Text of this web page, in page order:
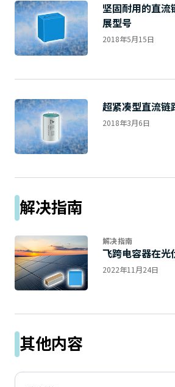
坚固耐用的直流
展型号
2018年5月15日
超紧凑型直流链
2018年3月6日
解决指南
解决指南
飞跨电容器在光
2022年11月24日
其他内容